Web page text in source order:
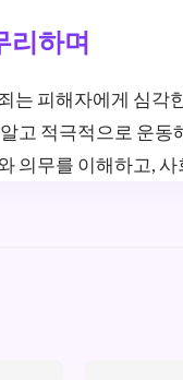
리하며
는 피해자에게 심각
고 적극적으로 운동
의무를 이해하고,